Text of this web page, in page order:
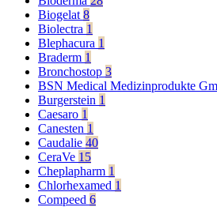
Biogelat 8
Biolectra 1
Blephacura 1
Braderm 1
Bronchostop 3
BSN Medical Medizinprodukte
Burgerstein 1
Caesaro 1
Canesten 1
Caudalie 40
CeraVe 15
Cheplapharm 1
Chlorhexamed 1
Compeed 6